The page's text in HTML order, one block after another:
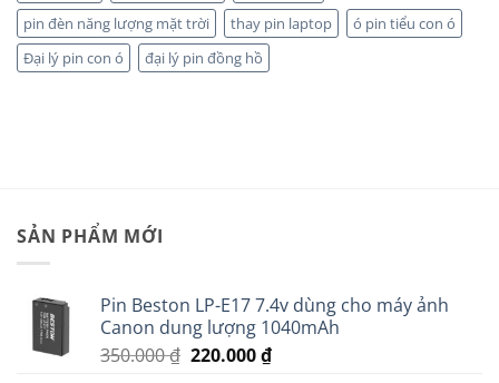
pin đèn năng lượng mặt trời
thay pin laptop
ó pin tiểu con ó
Đại lý pin con ó
đại lý pin đồng hồ
SẢN PHẨM MỚI
Pin Beston LP-E17 7.4v dùng cho máy ảnh
Canon dung lượng 1040mAh
350.000₫ Giá
220.000₫Giá